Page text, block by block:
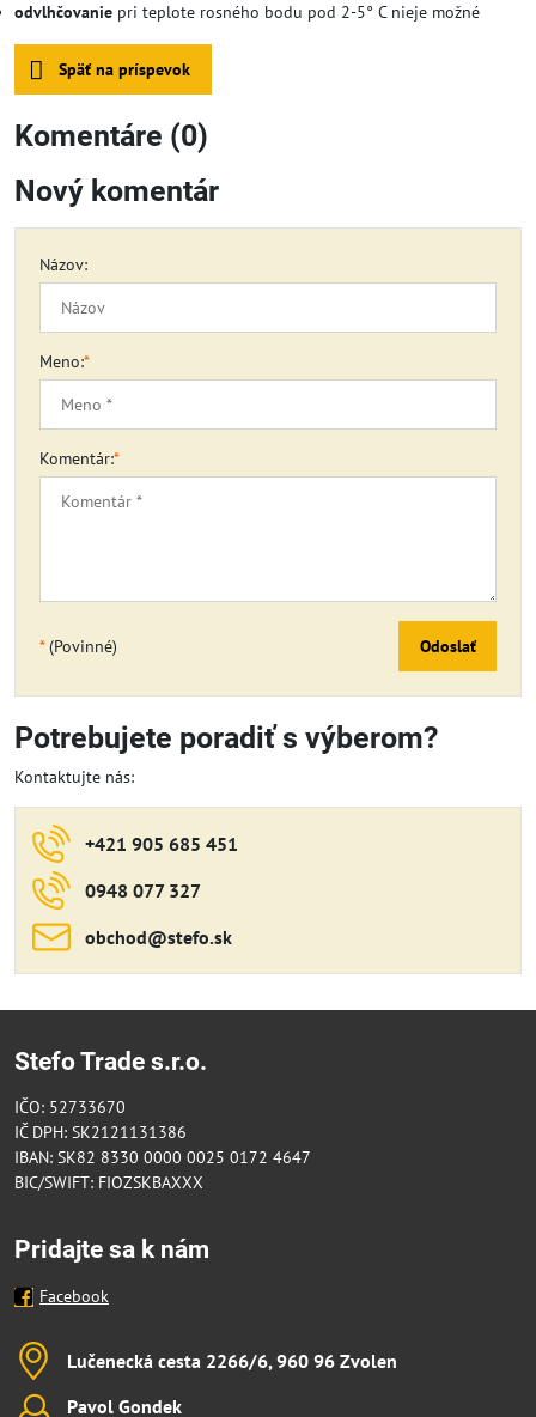
odvlhčovanie pri teplote rosného bodu pod 2-5° C nieje možné
Späť na príspevok
Komentáre (0)
Nový komentár
Názov:
Meno:*
Komentár:*
*(Povinné) Odoslať
Potrebujete poradiť s výberom?
Kontaktujte nás:
+421 905 685 451
0948 077 327
obchod​@stefo​.sk
Stefo Trade s.r.o.
IČO: 52733670
IČ DPH: SK2121131386
IBAN: SK82 8330 0000 0025 0172 4647
BIC/SWIFT: FIOZSKBAXXX
Pridajte sa k nám
Facebook
Lučenecká cesta 2266/6, 960 96 Zvolen
Pavol Gondek